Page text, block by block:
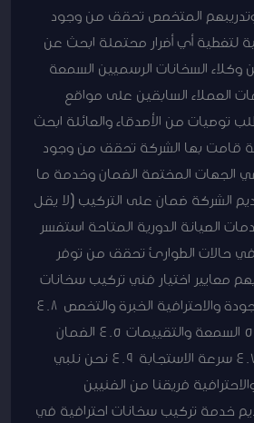
المتخصص تحقق من وجود
لتغطية أي أضرار محتملة ابحث عن
وكلاء السخانات الرسميين السمعة
العملاء السابقين على مواقع
توصيات من الأصدقاء والعائلة ابحث
قامت بها الشركة تحقق من وجود
المختصة الضمان وخدمة ما
الشركة ضمان على التركيب (لا يقل
الصيانة الدورية المتاحة استفسر
حالات الطوارئ تحقق من توفر
معايير اختيار فني تركيب سخانات
الكويت 4.8 معايير الجودة والاحترافية الخبرة والتخصص 4.8
التراخيص والشهادات 5.0 السمعة والتقييمات 4.5 الضمان
وخدمة ما بعد البيع 4.7 سرعة الاستجابة 4.9 نحن نلبي
فريقنا من الفنيين
خدمة تركيب سخانات احترافية في